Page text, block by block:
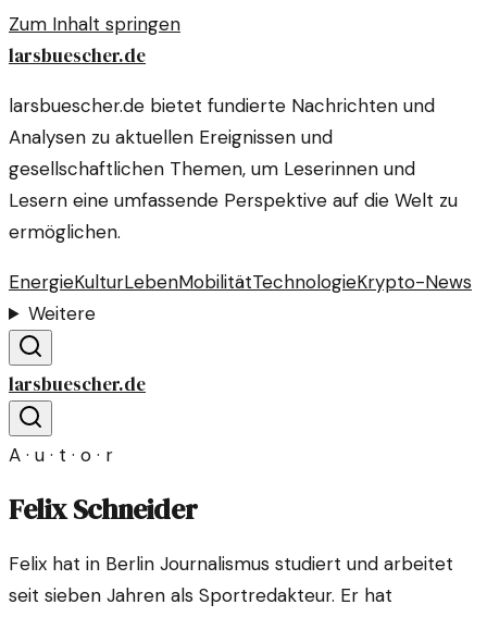
Zum Inhalt springen
larsbuescher.de
larsbuescher.de bietet fundierte Nachrichten und
Analysen zu aktuellen Ereignissen und
gesellschaftlichen Themen, um Leserinnen und
Lesern eine umfassende Perspektive auf die Welt zu
ermöglichen.
EnergieKulturLebenMobilitätTechnologieKrypto-News
Weitere
larsbuescher.de
A · u · t · o · r
Felix Schneider
Felix hat in Berlin Journalismus studiert und arbeitet
seit sieben Jahren als Sportredakteur. Er hat